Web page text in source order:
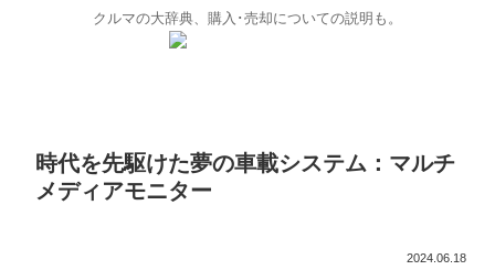
クルマの大辞典、購入･売却についての説明も。
時代を先駆けた夢の車載システム：マルチ
メディアモニター
2024.06.18